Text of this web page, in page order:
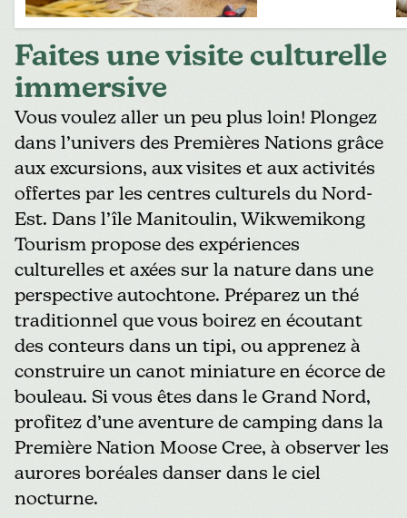
Faites une visite culturelle
immersive
Vous voulez aller un peu plus loin! Plongez
dans l’univers des Premières Nations grâce
aux excursions, aux visites et aux activités
offertes par les centres culturels du Nord-
Est. Dans l’île Manitoulin, Wikwemikong
Tourism propose des expériences
culturelles et axées sur la nature dans une
perspective autochtone. Préparez un thé
traditionnel que vous boirez en écoutant
des conteurs dans un tipi, ou apprenez à
construire un canot miniature en écorce de
bouleau. Si vous êtes dans le Grand Nord,
profitez d’une aventure de camping dans la
Première Nation Moose Cree, à observer les
aurores boréales danser dans le ciel
nocturne.